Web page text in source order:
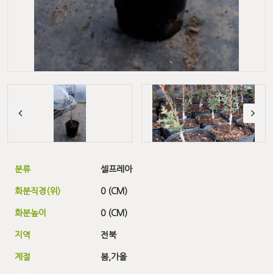
분류 셀프레아
화분직경(위) 0 (CM)
화분높이 0 (CM)
지역 전북
계절 봄,가을